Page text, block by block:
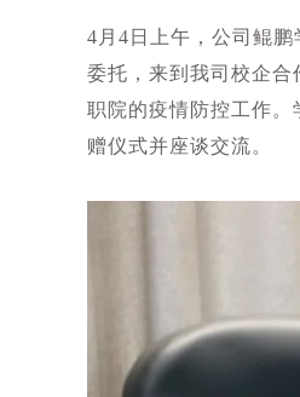
4月4日上午，公司鲲
委托，来到我司校企
职院的疫情防控工作
赠仪式并座谈交流。